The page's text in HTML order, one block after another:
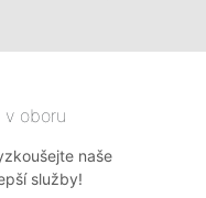
oboru
naše
služby!